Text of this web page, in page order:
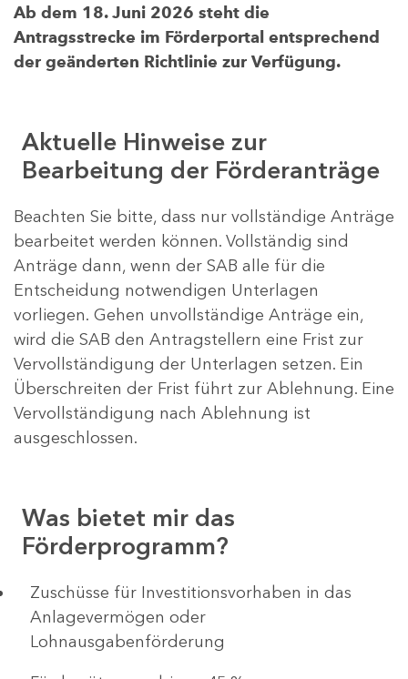
Ab dem 18. Juni 2026 steht die
Antragsstrecke im Förderportal entsprechend
der geänderten Richtlinie zur Verfügung.
Aktuelle Hinweise zur
Bearbeitung der Förderanträge
Beachten Sie bitte, dass nur vollständige Anträge
bearbeitet werden können. Vollständig sind
Anträge dann, wenn der SAB alle für die
Entscheidung notwendigen Unterlagen
vorliegen. Gehen unvollständige Anträge ein,
wird die SAB den Antragstellern eine Frist zur
Vervollständigung der Unterlagen setzen. Ein
Überschreiten der Frist führt zur Ablehnung. Eine
Vervollständigung nach Ablehnung ist
ausgeschlossen.
Was bietet mir das
Förderprogramm?
​​​​​​Zuschüsse für Investitionsvorhaben in das
Anlagevermögen oder
Lohnausgabenförderung